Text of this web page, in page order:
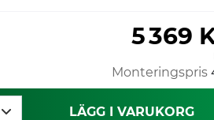
5 369
Monteringspris
LÄGG I VARUKORG